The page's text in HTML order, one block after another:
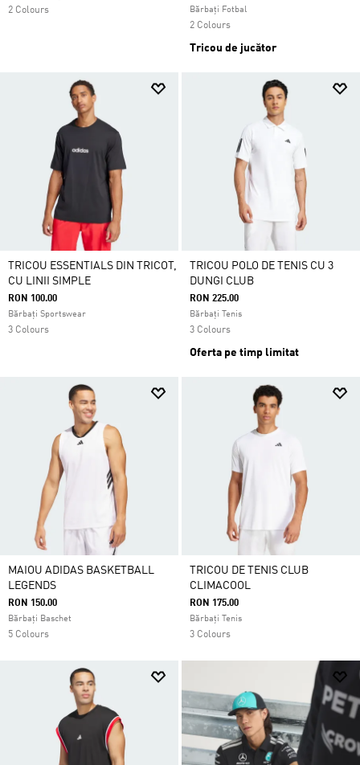
2 Colours Bărbați Fotbal
2 Colours
Tricou de jucător
TRICOU ESSENTIALS DIN TRICOT,
CU LINII SIMPLE
RON 100.00
Bărbați Sportswear
3 Colours
TRICOU POLO DE TENIS CU 3
DUNGI CLUB
RON 225.00
Bărbați Tenis
3 Colours
Oferta pe timp limitat
MAIOU ADIDAS BASKETBALL
LEGENDS
RON 150.00
Bărbați Baschet
5 Colours
TRICOU DE TENIS CLUB
CLIMACOOL
RON 175.00
Bărbați Tenis
3 Colours